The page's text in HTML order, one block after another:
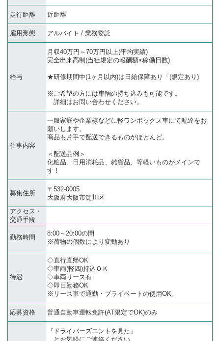
走行距離 近距離
雇用形態 アルバイト / 業務委託
給与
月収40万円～70万円以上(平均実績)
完全出来高制(当社規定の報酬額×稼働日数)
★研修期間中(1ヶ月以内)は日給保障あり「(規定あり)
※ご希望の方には車輌の持ち込みも可能です。
詳細はお問い合わせください。
仕事内容
一般家庭や企業様などに軽ワンボックス車にて配達をお
願いします。
商品も片手で配送できるものがほとんど。
＜配送品例＞
化粧品、日用消耗品、雑貨品、等軽いものがメインで
す！
募集住所
〒532-0005
大阪府大阪市淀川区
アクセス・
交通手段
勤務時間
8:00～20:00の間
※荷物の個数により変動あり
待遇
◇直行直帰OK
◇車両(軽四)持込ＯＫ
◇車両リース有
◇即日勤務OK
※リース車で通勤・プライベートの使用OK。
応募資格 普通自動車運転免許(AT限定でOK)のみ
『ドライバーズエントを見た』
とお気軽にご連絡ください